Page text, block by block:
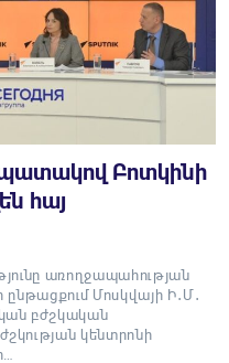
Բոտկինի
հայ
առողջապահության
Մոսկվայի Ի․Մ․
բժշկական
կենտրոնի